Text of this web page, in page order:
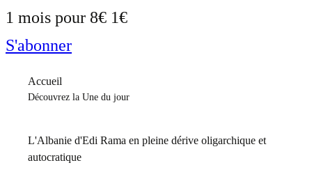
1 mois pour 8€ 1€
S'abonner
Accueil
Découvrez la Une du jour
L'Albanie d'Edi Rama en pleine dérive oligarchique et
autocratique